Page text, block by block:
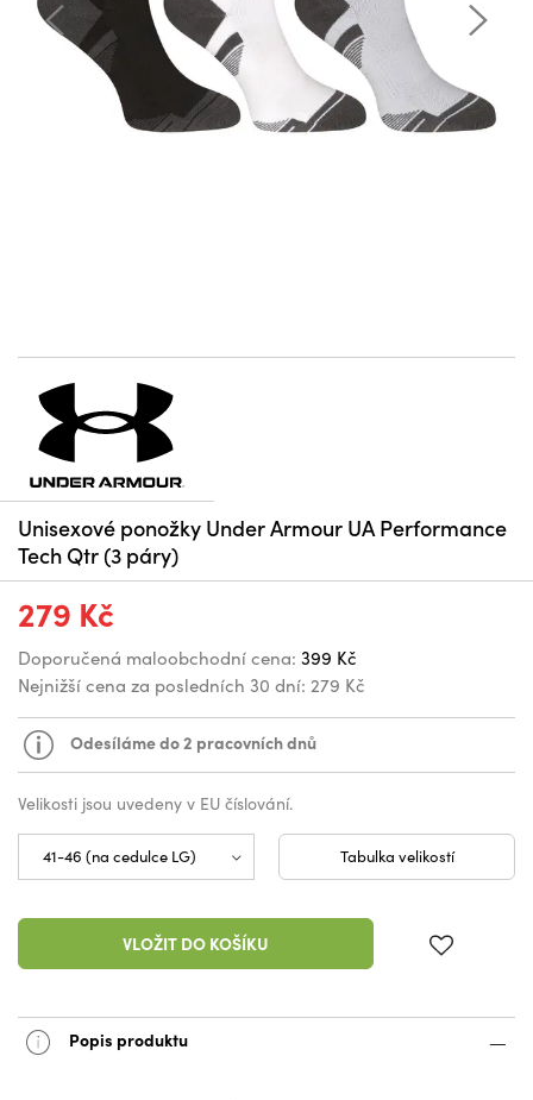
Unisexové ponožky Under Armour UA Performance
Tech Qtr (3 páry)
279 Kč
Doporučená maloobchodní cena: 399 Kč
Nejnižší cena za posledních 30 dní: 279 Kč
Odesíláme do 2 pracovních dnů
Velikosti jsou uvedeny v EU číslování.
Tabulka velikostí
VLOŽIT DO KOŠÍKU
Popis produktu